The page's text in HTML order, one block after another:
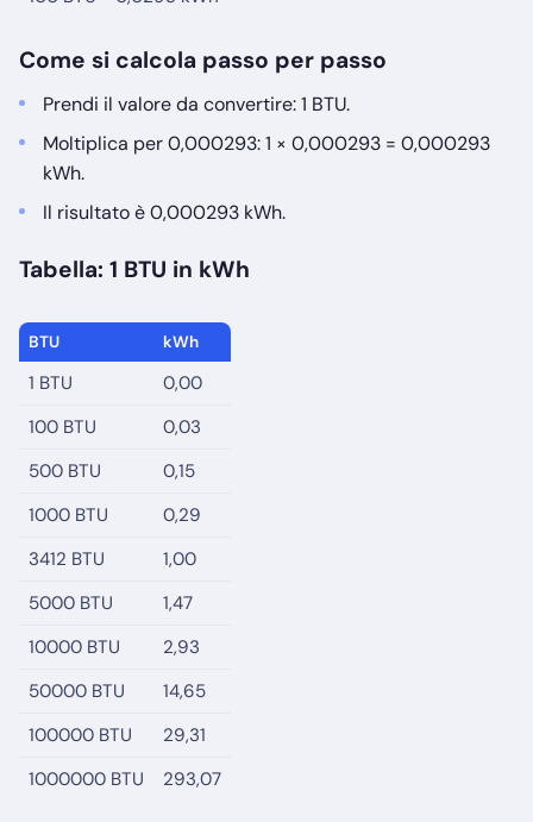
Come si calcola passo per passo
Prendi il valore da convertire: 1 BTU.
Moltiplica per 0,000293: 1 × 0,000293 = 0,000293
kWh.
Il risultato è 0,000293 kWh.
Tabella: 1 BTU in kWh
BTU kWh
1 BTU
0,00
100 BTU
0,03
500 BTU
0,15
1000 BTU
0,29
3412 BTU
1,00
5000 BTU
1,47
10000 BTU
2,93
50000 BTU
14,65
100000 BTU
29,31
1000000 BTU
293,07